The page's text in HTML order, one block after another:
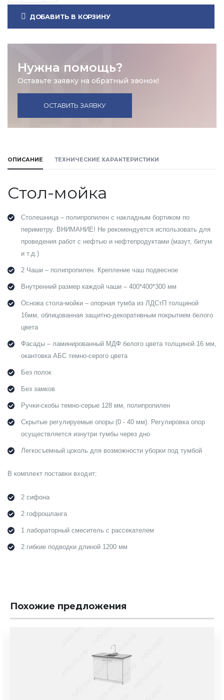
ДОБАВИТЬ В КОРЗИНУ
Нужна помощь?
Оставьте заявку на обратный звонок!
ОСТАВИТЬ ЗАЯВКУ
ОПИСАНИЕ ТЕХНИЧЕСКИЕ ХАРАКТЕРИСТИКИ
Стол-мойка
Столешница – полипропилен с накладным бортиком по
периметру. ВНИМАНИЕ! Не рекомендуется использовать для
проведения работ с нефтью и нефтепродуктами (мазут, битум
и т.д.)
2 Чаши – полипропилен. Крепление чаш подвесное
Внутренний размер каждой чаши – 400*400*300 мм
Основа стола-мойки – опорная тумба из ЛДСтП толщиной
16мм, облицованная защитно-декоративным покрытием белого
цвета
Фасады – ламинированный МДФ белого цвета толщиной 16 мм,
окантовка АБС темно-серого цвета
Без полок
Без замков
Ручки-скобы темно-серые 128 мм, полипропилен
Скрытые регулируемые опоры (0 - 40 мм). Регулировка опор
осуществляется изнутри тумбы через дно
Легкосъемный цоколь для возможности уборки под тумбой
В комплект поставки входит:
2 сифона
2 гофрошланга
1 лабораторный смеситель с рассекателем
2 гибкие подводки длиной 1200 мм
Похожие предложения